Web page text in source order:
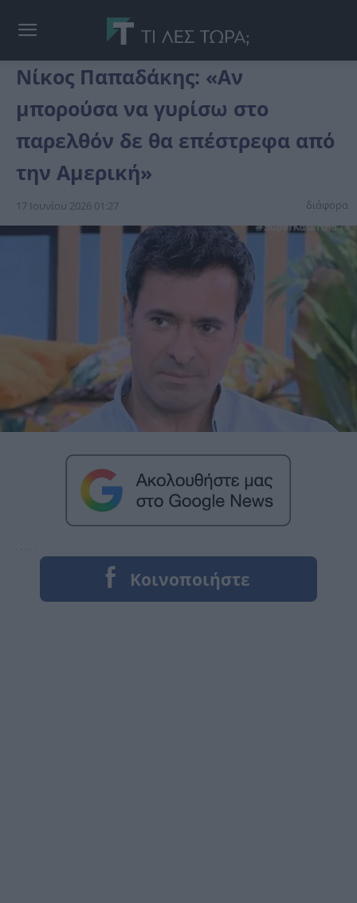
Νίκος Παπαδάκης: «Αν
μπορούσα να γυρίσω στο
παρελθόν δε θα επέστρεφα από
την Αμερική»
17 Ιουνίου 2026 01:27 διάφορα